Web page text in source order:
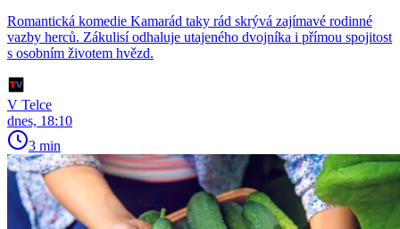
Romantická komedie Kamarád taky rád skrývá zajímavé rodinné
vazby herců. Zákulisí odhaluje utajeného dvojníka i přímou spojitost
s osobním životem hvězd.
V Telce
dnes, 18:10
3 min